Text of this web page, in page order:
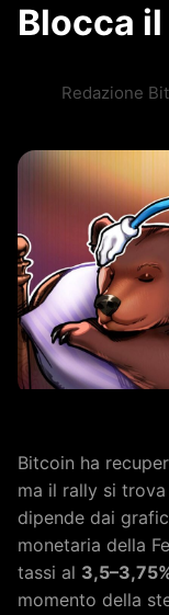
Blocca
Redazione
Bitcoin ha
ma il rally si
dipende dai
monetaria della
tassi al
momento della